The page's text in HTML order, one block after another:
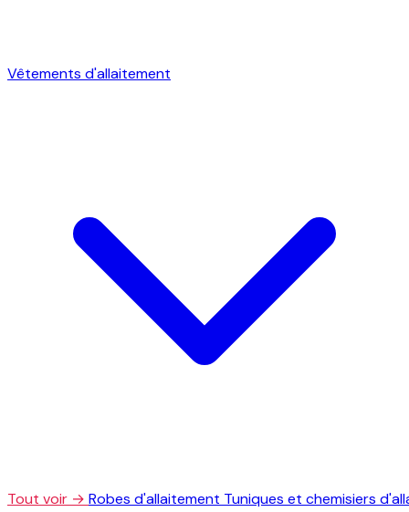
Vêtements d'allaitement
Tout voir → Robes d'allaitement Tuniques et chemisiers